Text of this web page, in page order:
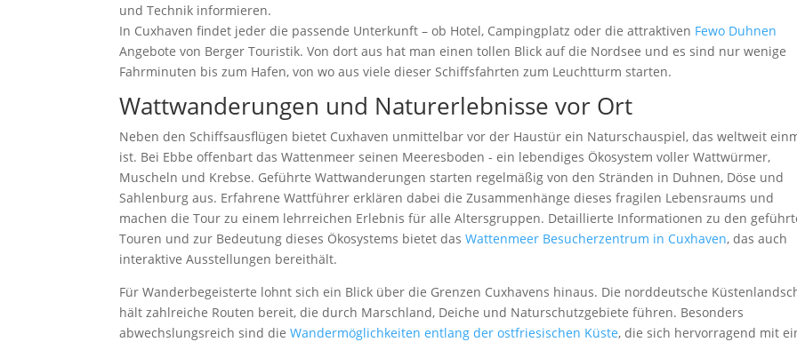
und Technik informieren.
In Cuxhaven findet jeder die passende Unterkunft – ob Hotel, Campingplatz oder die attraktiven Fewo Duhnen
Angebote von Berger Touristik. Von dort aus hat man einen tollen Blick auf die Nordsee und es sind nur wenige
Fahrminuten bis zum Hafen, von wo aus viele dieser Schiffsfahrten zum Leuchtturm starten.
Wattwanderungen und Naturerlebnisse vor Ort
Neben den Schiffsausflügen bietet Cuxhaven unmittelbar vor der Haustür ein Naturschauspiel, das weltweit
ist. Bei Ebbe offenbart das Wattenmeer seinen Meeresboden - ein lebendiges Ökosystem voller Wattwürmer,
Muscheln und Krebse. Geführte Wattwanderungen starten regelmäßig von den Stränden in Duhnen, Döse und
Sahlenburg aus. Erfahrene Wattführer erklären dabei die Zusammenhänge dieses fragilen Lebensraums und
machen die Tour zu einem lehrreichen Erlebnis für alle Altersgruppen. Detaillierte Informationen zu den
Touren und zur Bedeutung dieses Ökosystems bietet dasWattenmeer Besucherzentrum in Cuxhaven, das auch
interaktive Ausstellungen bereithält.
Für Wanderbegeisterte lohnt sich ein Blick über die Grenzen Cuxhavens hinaus. Die norddeutsche
hält zahlreiche Routen bereit, die durch Marschland, Deiche und Naturschutzgebiete führen. Besonders
abwechslungsreich sind dieWandermöglichkeiten entlang der ostfriesischen Küste, die sich hervorragend mit